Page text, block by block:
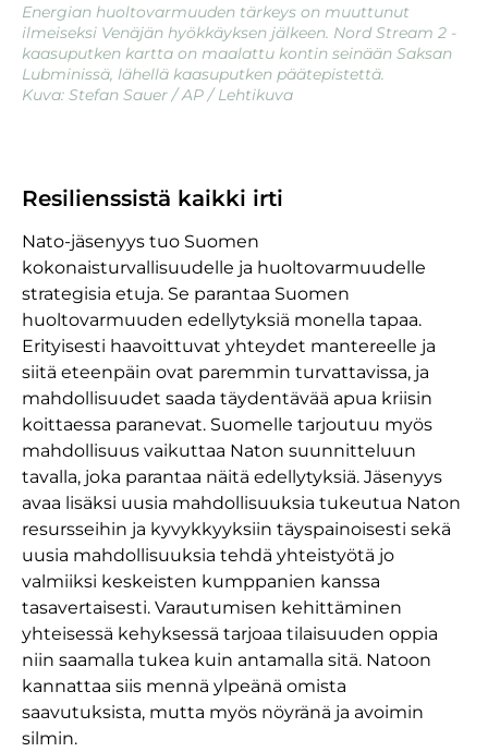
Energian huoltovarmuuden tärkeys on muuttunut
ilmeiseksi Venäjän hyökkäyksen jälkeen. Nord Stream 2 -
kaasuputken kartta on maalattu kontin seinään Saksan
Lubminissä, lähellä kaasuputken päätepistettä.
Kuva: Stefan Sauer / AP / Lehtikuva
Resilienssistä kaikki irti
Nato-jäsenyys tuo Suomen
kokonaisturvallisuudelle ja huoltovarmuudelle
strategisia etuja. Se parantaa Suomen
huoltovarmuuden edellytyksiä monella tapaa.
Erityisesti haavoittuvat yhteydet mantereelle ja
siitä eteenpäin ovat paremmin turvattavissa, ja
mahdollisuudet saada täydentävää apua kriisin
koittaessa paranevat. Suomelle tarjoutuu myös
mahdollisuus vaikuttaa Naton suunnitteluun
tavalla, joka parantaa näitä edellytyksiä. Jäsenyys
avaa lisäksi uusia mahdollisuuksia tukeutua Naton
resursseihin ja kyvykkyyksiin täyspainoisesti sekä
uusia mahdollisuuksia tehdä yhteistyötä jo
valmiiksi keskeisten kumppanien kanssa
tasavertaisesti. Varautumisen kehittäminen
yhteisessä kehyksessä tarjoaa tilaisuuden oppia
niin saamalla tukea kuin antamalla sitä. Natoon
kannattaa siis mennä ylpeänä omista
saavutuksista, mutta myös nöyränä ja avoimin
silmin.